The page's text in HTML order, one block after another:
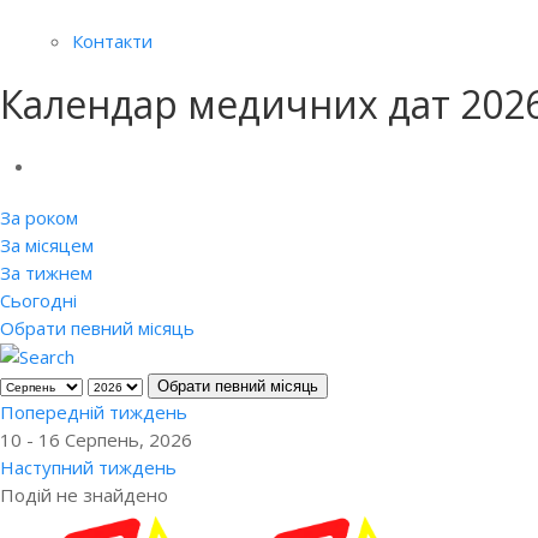
Контакти
Календар медичних дат
За роком
За місяцем
За тижнем
Сьогодні
Обрати певний місяць
Обрати певний місяць
Попередній тиждень
10 - 16 Серпень, 2026
Наступний тиждень
Подій не знайдено